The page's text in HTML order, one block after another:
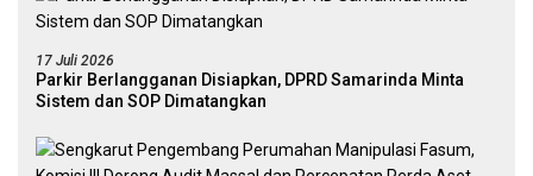
17 Juli 2026
Parkir Berlangganan Disiapkan, DPRD Samarinda Minta
Sistem dan SOP Dimatangkan